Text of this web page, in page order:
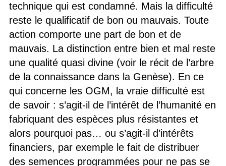
technique qui est condamné. Mais la difficulté
reste le qualificatif de bon ou mauvais. Toute
action comporte une part de bon et de
mauvais. La distinction entre bien et mal reste
une qualité quasi divine (voir le récit de l’arbre
de la connaissance dans la Genèse). En ce
qui concerne les OGM, la vraie difficulté est
de savoir : s’agit-il de l’intérêt de l’humanité en
fabriquant des espèces plus résistantes et
alors pourquoi pas… ou s’agit-il d’intérêts
financiers, par exemple le fait de distribuer
des semences programmées pour ne pas se